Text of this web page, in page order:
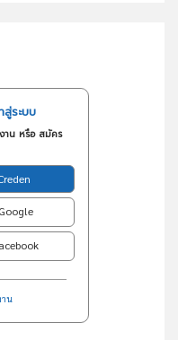
ระบบ
าน หรือ สมัคร
น